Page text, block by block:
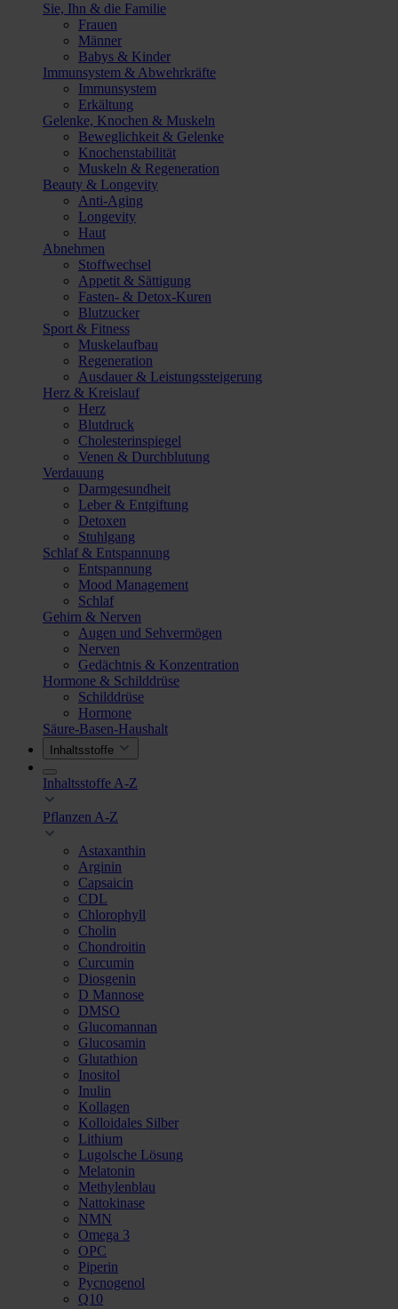
Sie, Ihn & die Familie
Frauen
Männer
Babys & Kinder
Immunsystem & Abwehrkräfte
Immunsystem
Erkältung
Gelenke, Knochen & Muskeln
Beweglichkeit & Gelenke
Knochenstabilität
Muskeln & Regeneration
Beauty & Longevity
Anti-Aging
Longevity
Haut
Abnehmen
Stoffwechsel
Appetit & Sättigung
Fasten- & Detox-Kuren
Blutzucker
Sport & Fitness
Muskelaufbau
Regeneration
Ausdauer & Leistungssteigerung
Herz & Kreislauf
Herz
Blutdruck
Cholesterinspiegel
Venen & Durchblutung
Verdauung
Darmgesundheit
Leber & Entgiftung
Detoxen
Stuhlgang
Schlaf & Entspannung
Entspannung
Mood Management
Schlaf
Gehirn & Nerven
Augen und Sehvermögen
Nerven
Gedächtnis & Konzentration
Hormone & Schilddrüse
Schilddrüse
Hormone
Säure-Basen-Haushalt
Inhaltsstoffe
Inhaltsstoffe A-Z
Pflanzen A-Z
Astaxanthin
Arginin
Capsaicin
CDL
Chlorophyll
Cholin
Chondroitin
Curcumin
Diosgenin
D Mannose
DMSO
Glucomannan
Glucosamin
Glutathion
Inositol
Inulin
Kollagen
Kolloidales Silber
Lithium
Lugolsche Lösung
Melatonin
Methylenblau
Nattokinase
NMN
Omega 3
OPC
Piperin
Pycnogenol
Q10